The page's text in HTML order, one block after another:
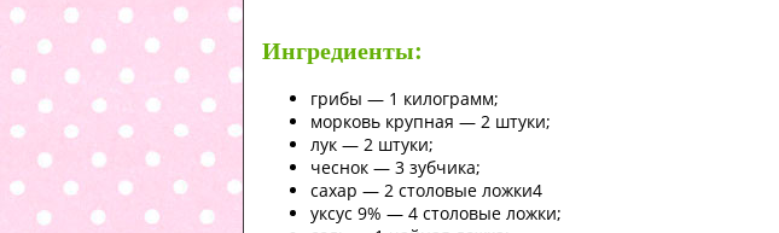
Ингредиенты:
грибы — 1 килограмм;
морковь крупная — 2 штуки;
лук — 2 штуки;
чеснок — 3 зубчика;
сахар — 2 столовые ложки4
уксус 9% — 4 столовые ложки;